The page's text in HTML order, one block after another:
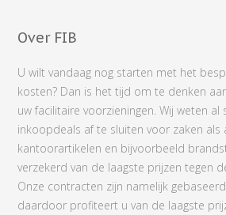
Over FIB
U wilt vandaag nog starten met het
kosten? Dan is het tijd om te denken
uw facilitaire voorzieningen. Wij weten
inkoopdeals af te sluiten voor zaken als
kantoorartikelen en bijvoorbeeld
verzekerd van de laagste prijzen tegen
Onze contracten zijn namelijk
daardoor profiteert u van de laagste